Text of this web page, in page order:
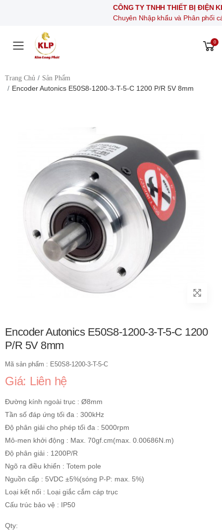
CÔNG TY TNHH THIẾT BỊ ĐIỆN KIM
Chuyên Nhập khẩu và Phân phối các thiết
Toggle mobile menu
0
Trang Chủ Sản Phẩm
Encoder Autonics E50S8-1200-3-T-5-C 1200 P/R 5V 8mm
Encoder Autonics E50S8-1200-3-T-5-C 1200
P/R 5V 8mm
Mã sản phẩm : E50S8-1200-3-T-5-C
Giá: Liên hệ
Đường kính ngoài trục : Ø8mm
Tần số đáp ứng tối đa : 300kHz
Độ phân giải cho phép tối đa : 5000rpm
Mô-men khởi động : Max. 70gf.cm(max. 0.00686N.m)
Độ phân giải : 1200P/R
Ngõ ra điều khiển : Totem pole
Nguồn cấp : 5VDC ±5%(sóng P-P: max. 5%)
Loại kết nối : Loại giắc cắm cáp trục
Cấu trúc bảo vệ : IP50
Qty: